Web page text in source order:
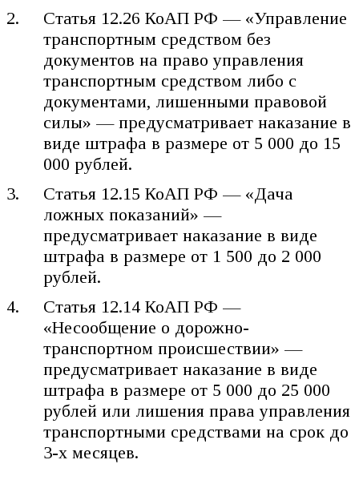
Статья 12.26 КоАП РФ — «Управление
транспортным средством без
документов на право управления
транспортным средством либо с
документами, лишенными правовой
силы» — предусматривает наказание в
виде штрафа в размере от 5 000 до 15
000 рублей.
Статья 12.15 КоАП РФ — «Дача
ложных показаний» —
предусматривает наказание в виде
штрафа в размере от 1 500 до 2 000
рублей.
Статья 12.14 КоАП РФ —
«Несообщение о дорожно-
транспортном происшествии» —
предусматривает наказание в виде
штрафа в размере от 5 000 до 25 000
рублей или лишения права управления
транспортными средствами на срок до
3-х месяцев.